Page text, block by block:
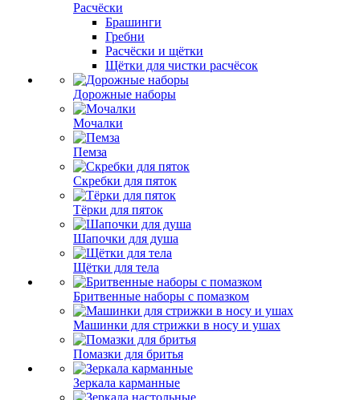
Расчёски
Брашинги
Гребни
Расчёски и щётки
Щётки для чистки расчёсок
Дорожные наборы
Мочалки
Пемза
Скребки для пяток
Тёрки для пяток
Шапочки для душа
Щётки для тела
Бритвенные наборы с помазком
Машинки для стрижки в носу и ушах
Помазки для бритья
Зеркала карманные